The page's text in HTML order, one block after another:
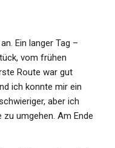
Ein langer Tag –
vom frühen
Route war gut
ich konnte mir ein
aber ich
umgehen. Am Ende